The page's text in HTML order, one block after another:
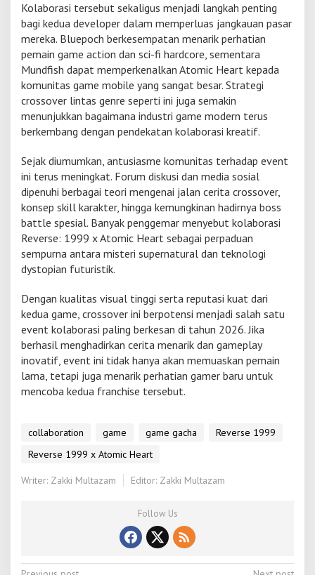
Kolaborasi tersebut sekaligus menjadi langkah penting
bagi kedua developer dalam memperluas jangkauan pasar
mereka. Bluepoch berkesempatan menarik perhatian
pemain game action dan sci-fi hardcore, sementara
Mundfish dapat memperkenalkan Atomic Heart kepada
komunitas game mobile yang sangat besar. Strategi
crossover lintas genre seperti ini juga semakin
menunjukkan bagaimana industri game modern terus
berkembang dengan pendekatan kolaborasi kreatif.
Sejak diumumkan, antusiasme komunitas terhadap event
ini terus meningkat. Forum diskusi dan media sosial
dipenuhi berbagai teori mengenai jalan cerita crossover,
konsep skill karakter, hingga kemungkinan hadirnya boss
battle spesial. Banyak penggemar menyebut kolaborasi
Reverse: 1999 x Atomic Heart sebagai perpaduan
sempurna antara misteri supernatural dan teknologi
dystopian futuristik.
Dengan kualitas visual tinggi serta reputasi kuat dari
kedua game, crossover ini berpotensi menjadi salah satu
event kolaborasi paling berkesan di tahun 2026. Jika
berhasil menghadirkan cerita menarik dan gameplay
inovatif, event ini tidak hanya akan memuaskan pemain
lama, tetapi juga menarik perhatian gamer baru untuk
mencoba kedua franchise tersebut.
collaboration game game gacha
Reverse 1999
Reverse 1999 x Atomic Heart
Writer: Zakki Multazam Editor: Zakki Multazam
Follow Us